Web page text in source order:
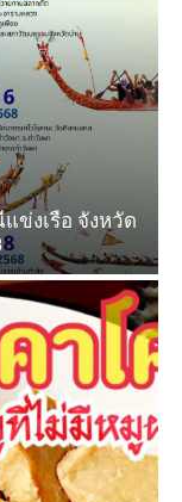
ข่งเรือ จังหวัด